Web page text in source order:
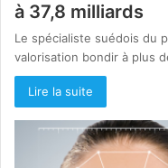
à 37,8 milliards
Le spécialiste suédois du
valorisation bondir à plus
Lire la suite